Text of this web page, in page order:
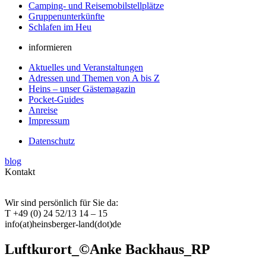
Camping- und Reisemobilstellplätze
Gruppenunterkünfte
Schlafen im Heu
informieren
Aktuelles und Veranstaltungen
Adressen und Themen von A bis Z
Heins – unser Gästemagazin
Pocket-Guides
Anreise
Impressum
Datenschutz
blog
Kontakt
Wir sind persönlich für Sie da:
T +49 (0) 24 52/13 14 – 15
info(at)heinsberger-land(dot)de
Luftkurort_©Anke Backhaus_RP